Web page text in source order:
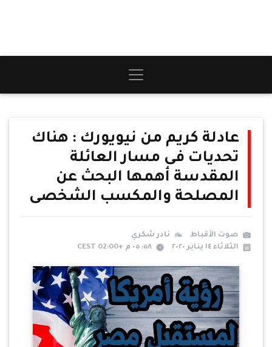
عادلة كريم من نيويورك : هناك
تحديات فى مسار العائلة
المقدسة أهمها البحث عن
المصلحة والمكسب الشخصى
صوت الأقباط
نادر شكري
الثلاثاء ١٤ يناير ٢٠٢٠
٥٨: ٠٥ م +02:00 CEST